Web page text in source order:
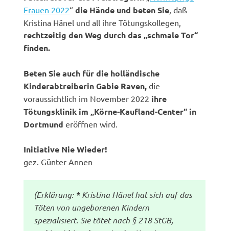
Frauen 2022“die Hände und beten Sie, daß
Kristina Hänel und all ihre Tötungskollegen,
rechtzeitig den Weg durch das „schmale Tor“
finden.
Beten Sie auch für die holländische
Kinderabtreiberin Gabie Raven,die
voraussichtlich im November 2022 ihre
Tötungsklinik im „Körne-Kaufland-Center“ in
Dortmunderöffnen wird.
Initiative Nie Wieder!
gez. Günter Annen
(Erklärung: *Kristina Hänel hat sich auf das
Töten von ungeborenen Kindern
spezialisiert. Sie tötet nach § 218 StGB,